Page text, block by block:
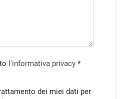
l'informativa privacy *
dei miei dati per